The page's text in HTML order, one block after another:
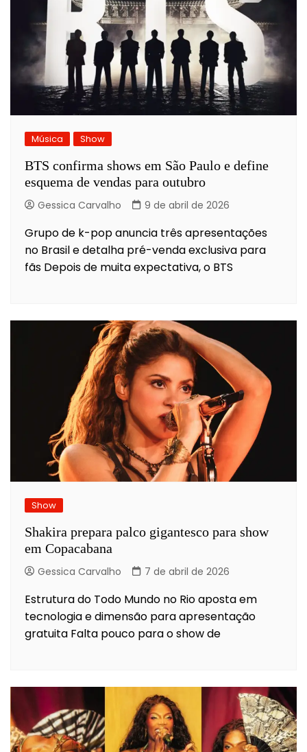
Música Show
BTS confirma shows em São Paulo e define
esquema de vendas para outubro
Gessica Carvalho 9 de abril de 2026
Grupo de k-pop anuncia três apresentações
no Brasil e detalha pré-venda exclusiva para
fãs Depois de muita expectativa, o BTS
Show
Shakira prepara palco gigantesco para show
em Copacabana
Gessica Carvalho 7 de abril de 2026
Estrutura do Todo Mundo no Rio aposta em
tecnologia e dimensão para apresentação
gratuita Falta pouco para o show de